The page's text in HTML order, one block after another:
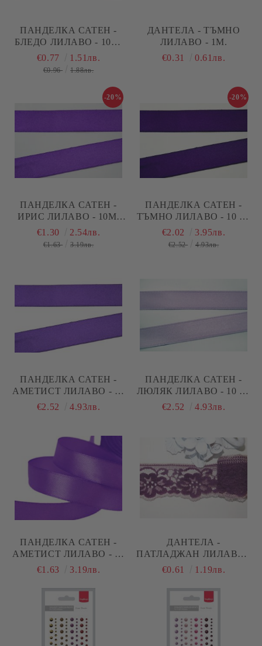
ПАНДЕЛКА САТЕН -
БЛЕДО ЛИЛАВО - 10М.
№31
€0.77 1.51лв.
€0.96 1.88лв.
ДАНТЕЛА - ТЪМНО
ЛИЛАВО - 1М.
€0.31
0.61лв.
ПАНДЕЛКА САТЕН -
ИРИС ЛИЛАВО - 10М.
№35
-20%
€1.30 2.54лв.
€1.63 3.19лв.
ПАНДЕЛКА САТЕН -
ТЪМНО ЛИЛАВО - 10 М.
№37
-20%
€2.02 3.95лв.
€2.52 4.93лв.
ПАНДЕЛКА САТЕН -
АМЕТИСТ ЛИЛАВО - 10
М. №34
€2.52 4.93лв.
ПАНДЕЛКА САТЕН -
ЛЮЛЯК ЛИЛАВО - 10 М.
№33
€2.52 4.93лв.
ПАНДЕЛКА САТЕН -
АМЕТИСТ ЛИЛАВО - 10
М. №34
€1.63 3.19лв.
ДАНТЕЛА -
ПАТЛАДЖАН ЛИЛАВО -
1М.
€0.61 1.19лв.